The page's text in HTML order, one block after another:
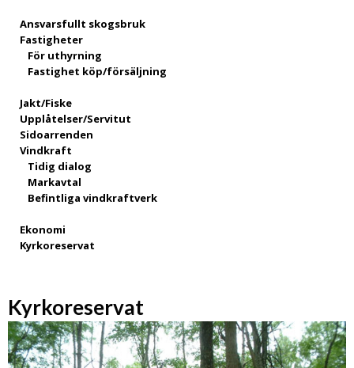
Ansvarsfullt skogsbruk
Fastigheter
För uthyrning
Fastighet köp/försäljning
Jakt/Fiske
Upplåtelser/Servitut
Sidoarrenden
Vindkraft
Tidig dialog
Markavtal
Befintliga vindkraftverk
Ekonomi
Kyrkoreservat
Kyrkoreservat